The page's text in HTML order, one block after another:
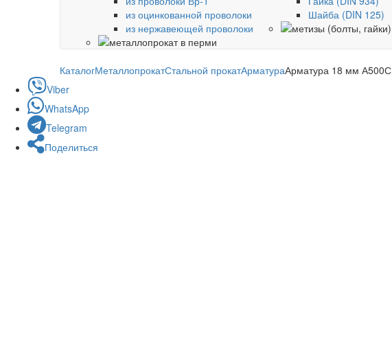
из оцинкованной проволоки
из нержавеющей проволоки
Шайба (DIN 125)
КаталогМеталлопрокатСтальной прокатАрматураАрматура 18 мм А500С
Viber
WhatsApp
Telegram
Поделиться